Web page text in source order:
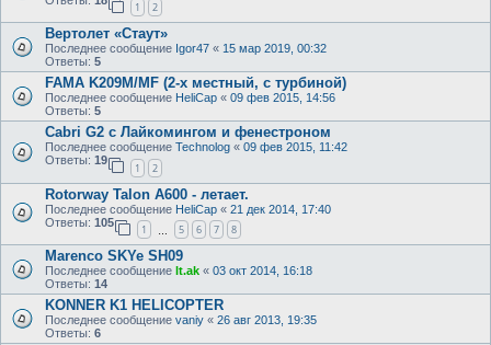
1 2
Вертолет «Стаут»
Последнее сообщение Igor47 « 15 мар 2019, 00:32
Ответы: 5
FAMA K209M/MF (2-х местный, с турбиной)
Последнее сообщение HeliCap « 09 фев 2015, 14:56
Ответы: 5
Cabri G2 с Лайкомингом и фенестроном
Последнее сообщение Technolog « 09 фев 2015, 11:42
Ответы: 19
1 2
Rotorway Talon A600 - летает.
Последнее сообщение HeliCap « 21 дек 2014, 17:40
Ответы: 105
1 5 6 7 8
Marenco SKYe SH09
Последнее сообщение lt.ak « 03 окт 2014, 16:18
Ответы: 14
KONNER K1 HELICOPTER
Последнее сообщение vaniy « 26 авг 2013, 19:35
Ответы: 6